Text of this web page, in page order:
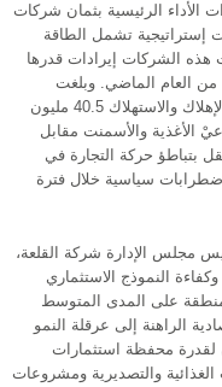
الأداء الرئيسية بثمان شركات
إستراتيجية تشمل الطاقة
هذه الشركات إيرادات قدرها
من العام الماضي. وبلغت
الأرباح التشغيلية قبل خصم الضرائب والفوائد والإهلاك والاستهلاك 40.5 مليون
والأسمنت مقابل
بتباطؤ حركة التجارة في
سياسية خلال فترة
الإدارة شركة القلعة،
بتطورات الربع الأول من عام 2013، وكفاءة النموذج الاستثماري
على المدى المتوسط
الراهنة إلى عرقلة النمو
لقدرة محفظة استثمارات
والتصديرية ومشروعات